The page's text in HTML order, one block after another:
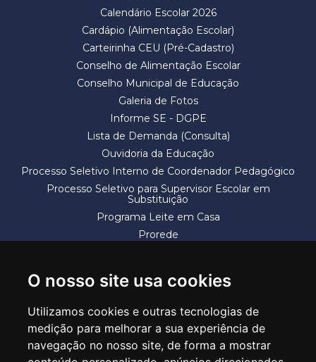
O nosso site usa cookies
Utilizamos cookies e outras tecnologias de
medição para melhorar a sua experiência de
navegação no nosso site, de forma a mostrar
Calendário Escolar 2026
Cardápio (Alimentação Escolar)
Carteirinha CEU (Pré-Cadastro)
Conselho de Alimentação Escolar
Conselho Municipal de Educação
Galeria de Fotos
Informe SE - DGPE
Lista de Demanda (Consulta)
Ouvidoria da Educação
Processo Seletivo Interno de Coordenador Pedagógico
Processo Seletivo para Supervisor Escolar em
Substituição
Programa Leite em Casa
Prorede